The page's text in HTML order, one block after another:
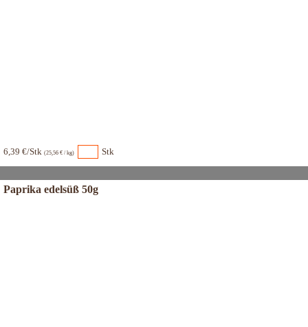
6,39 €/Stk (25,56 € / kg) Stk
Paprika edelsüß 50g